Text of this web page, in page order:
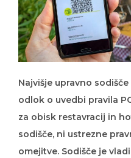
Najvišje upravno
odlok o uvedbi pravila
za obisk restavracij in
sodišče, ni ustrezne
omejitve. Sodišče je